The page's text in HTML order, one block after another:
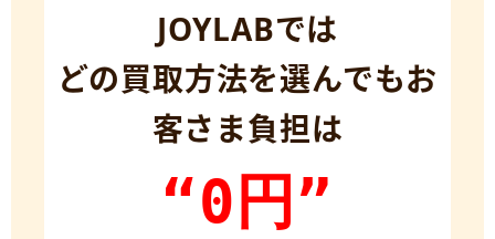
JOYLABでは
どの買取方法を選んでもお
客さま負担は
“0円”